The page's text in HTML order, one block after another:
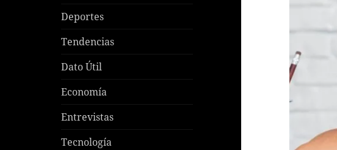
Deportes
Tendencias
Dato Útil
Economía
Entrevistas
Tecnología